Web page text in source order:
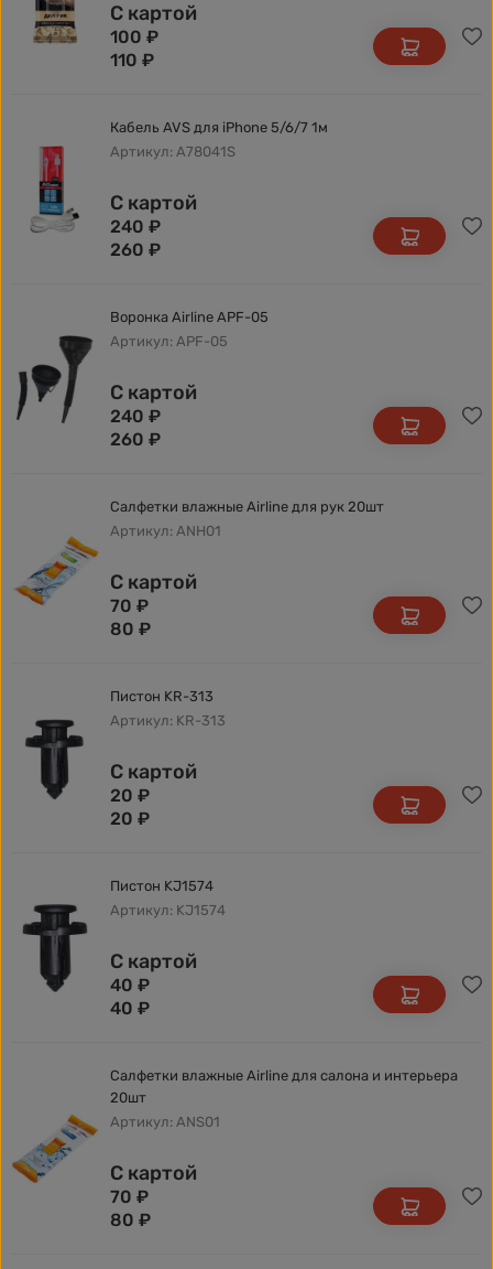
С картой
100 ₽
110 ₽
Кабель AVS для iPhone 5/6/7 1м
Артикул: A78041S
С картой
240 ₽
260 ₽
Воронка Airline APF-05
Артикул: APF-05
С картой
240 ₽
260 ₽
Салфетки влажные Airline для рук 20шт
Артикул: ANH01
С картой
70 ₽
80 ₽
Пистон KR-313
Артикул: KR-313
С картой
20 ₽
20 ₽
Пистон KJ1574
Артикул: KJ1574
С картой
40 ₽
40 ₽
Салфетки влажные Airline для салона и интерьера
20шт
Артикул: ANS01
С картой
70 ₽
80 ₽